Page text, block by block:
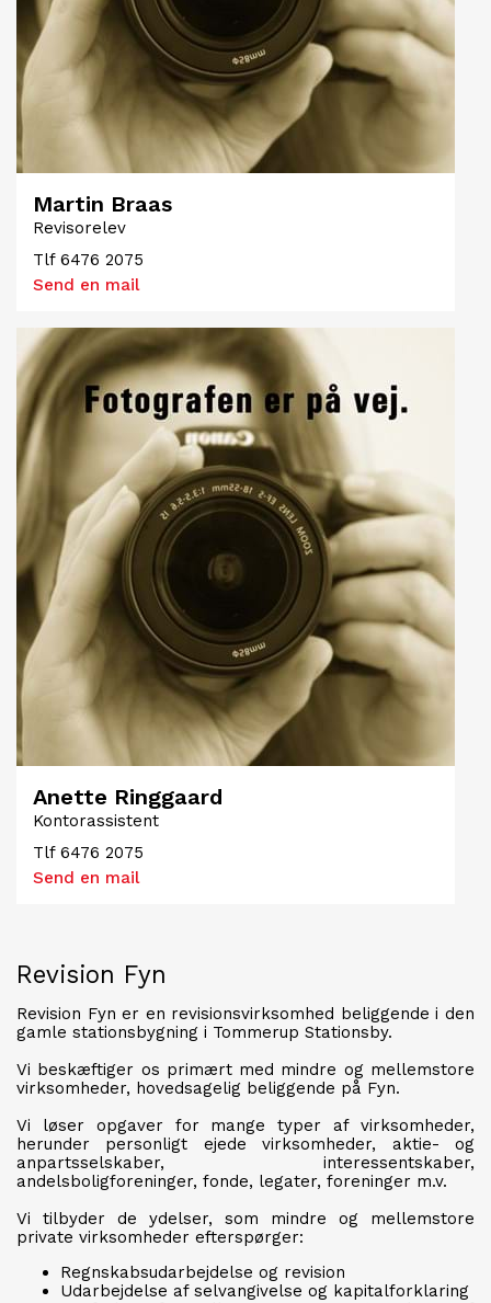
Martin Braas
Revisorelev
Tlf 6476 2075
Send en mail
Anette Ringgaard
Kontorassistent
Tlf 6476 2075
Send en mail
Revision Fyn
Revision Fyn er en revisionsvirksomhed beliggende i den
gamle stationsbygning i Tommerup Stationsby.
Vi beskæftiger os primært med mindre og mellemstore
virksomheder, hovedsagelig beliggende på Fyn.
Vi løser opgaver for mange typer af virksomheder,
herunder personligt ejede virksomheder, aktie- og
anpartsselskaber, interessentskaber,
andelsboligforeninger, fonde, legater, foreninger m.v.
Vi tilbyder de ydelser, som mindre og mellemstore
private virksomheder efterspørger:
Regnskabsudarbejdelse og revision
Udarbejdelse af selvangivelse og kapitalforklaring